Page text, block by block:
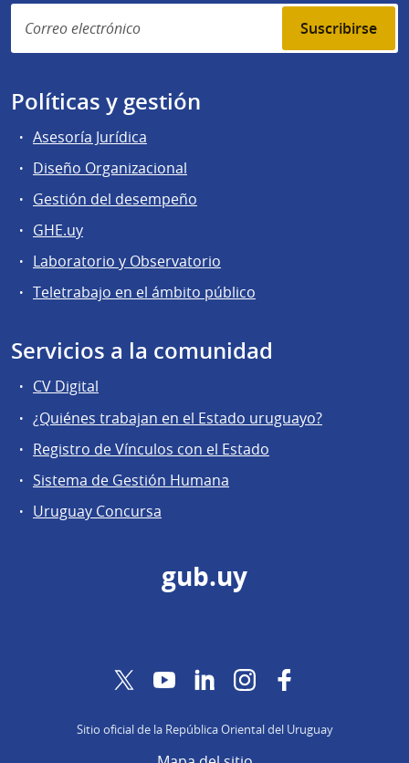
Suscribirse
Políticas y gestión
Asesoría Jurídica
Diseño Organizacional
Gestión del desempeño
GHE.uy
Laboratorio y Observatorio
Teletrabajo en el ámbito público
Servicios a la comunidad
CV Digital
¿Quiénes trabajan en el Estado uruguayo?
Registro de Vínculos con el Estado
Sistema de Gestión Humana
Uruguay Concursa
gub.uy
TwitterYouTubeLinkedInInstagram
Sitio oficial de la República Oriental del Uruguay